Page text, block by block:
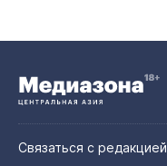
Связаться с редакцией